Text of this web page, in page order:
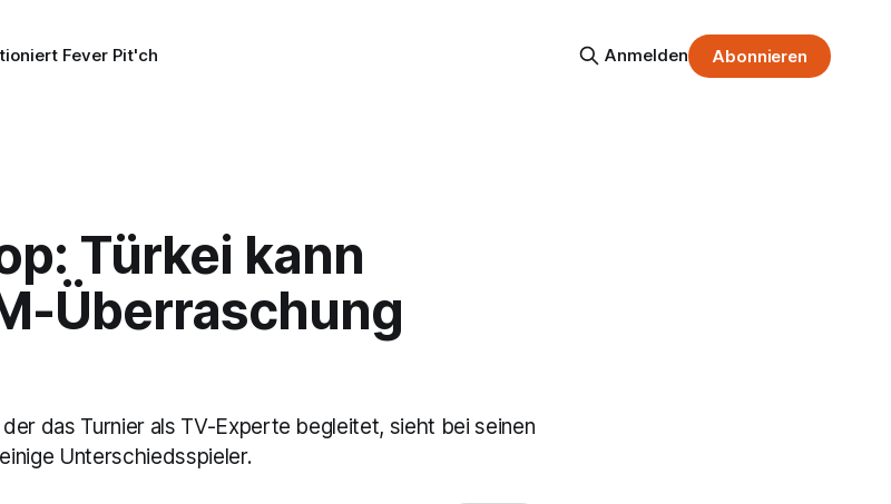
Fever Pit'ch Anmelden Abonnieren
Türkei kann
Überraschung
das Turnier als TV-Experte begleitet, sieht bei seinen
Unterschiedsspieler.